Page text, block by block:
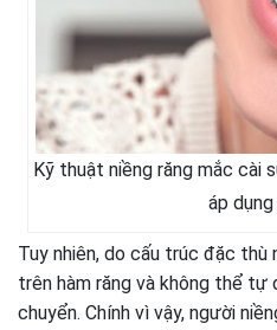
Kỹ thuật niềng răng mắc cài
áp
Tuy nhiên, do cấu trúc đặc thù
trên hàm răng và không thể tự
chuyển. Chính vì vậy, người